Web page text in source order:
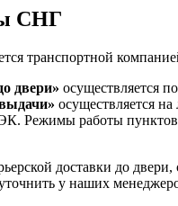
СНГ
транспортной
двери» осуществляется
осуществляется
Режимы работы пунктов
доставки до
у наших